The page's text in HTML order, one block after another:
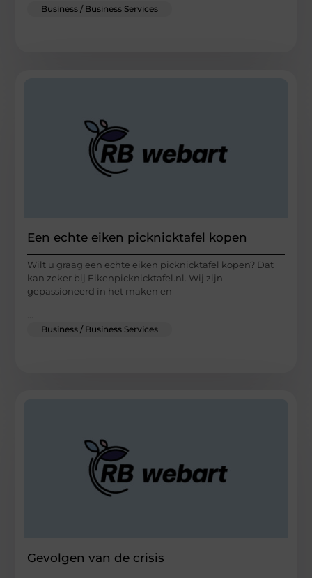
Business / Business Services
Een echte eiken picknicktafel kopen
Wilt u graag een echte eiken picknicktafel kopen? Dat
kan zeker bij Eikenpicknicktafel.nl. Wij zijn
gepassioneerd in het maken en
Business / Business Services
Gevolgen van de crisis